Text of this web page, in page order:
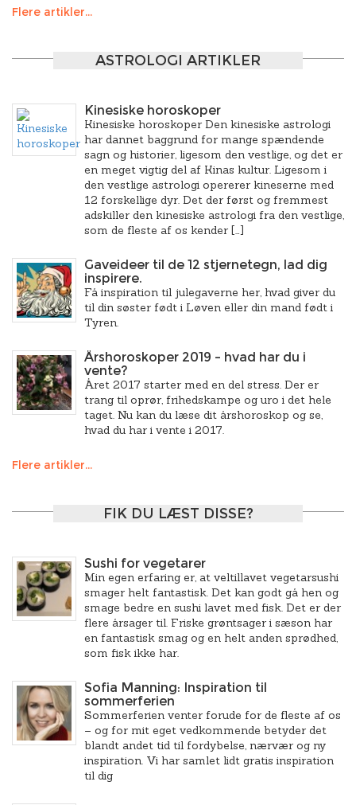
Flere artikler...
ASTROLOGI ARTIKLER
Kinesiske horoskoper
Kinesiske horoskoper Den kinesiske astrologi
har dannet baggrund for mange spændende
sagn og historier, ligesom den vestlige, og det er
en meget vigtig del af Kinas kultur. Ligesom i
den vestlige astrologi opererer kineserne med
12 forskellige dyr. Det der først og fremmest
adskiller den kinesiske astrologi fra den vestlige,
som de fleste af os kender […]
Gaveideer til de 12 stjernetegn, lad dig
inspirere.
Få inspiration til julegaverne her, hvad giver du
til din søster født i Løven eller din mand født i
Tyren.
Årshoroskoper 2019 – hvad har du i
vente?
Året 2017 starter med en del stress. Der er
trang til oprør, frihedskampe og uro i det hele
taget. Nu kan du læse dit årshoroskop og se,
hvad du har i vente i 2017.
Flere artikler...
FIK DU LÆST DISSE?
Sushi for vegetarer
Min egen erfaring er, at veltillavet vegetarsushi
smager helt fantastisk. Det kan godt gå hen og
smage bedre en sushi lavet med fisk. Det er der
flere årsager til. Friske grøntsager i sæson har
en fantastisk smag og en helt anden sprødhed,
som fisk ikke har.
Sofia Manning: Inspiration til
sommerferien
Sommerferien venter forude for de fleste af os
– og for mit eget vedkommende betyder det
blandt andet tid til fordybelse, nærvær og ny
inspiration. Vi har samlet lidt gratis inspiration
til dig